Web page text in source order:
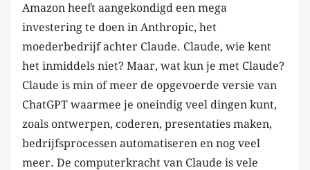
Amazon heeft aangekondigd een mega
investering te doen in Anthropic, het
moederbedrijf achter Claude. Claude, wie kent
het inmiddels niet? Maar, wat kun je met Claude?
Claude is min of meer de opgevoerde versie van
ChatGPT waarmee je oneindig veel dingen kunt,
zoals ontwerpen, coderen, presentaties maken,
bedrijfsprocessen automatiseren en nog veel
meer. De computerkracht van Claude is vele